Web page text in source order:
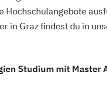
Hochschulangebote
in Graz findest du in
Studium mit Master